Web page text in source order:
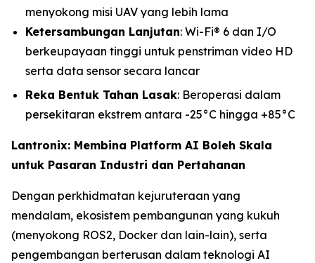
menyokong misi UAV yang lebih lama
Ketersambungan Lanjutan: Wi-Fi® 6 dan I/O
berkeupayaan tinggi untuk penstriman video HD
serta data sensor secara lancar
Reka Bentuk Tahan Lasak: Beroperasi dalam
persekitaran ekstrem antara -25°C hingga +85°C
Lantronix: Membina Platform AI Boleh Skala
untuk Pasaran Industri dan Pertahanan
Dengan perkhidmatan kejuruteraan yang
mendalam, ekosistem pembangunan yang kukuh
(menyokong ROS2, Docker dan lain-lain), serta
pengembangan berterusan dalam teknologi AI